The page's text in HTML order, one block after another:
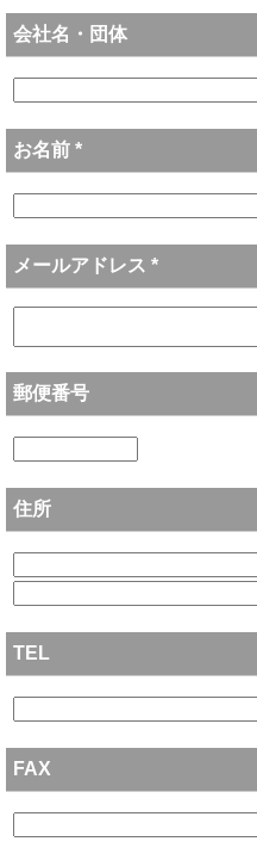
会社名・団体
お名前 *
メールアドレス *
郵便番号
住所
TEL
FAX